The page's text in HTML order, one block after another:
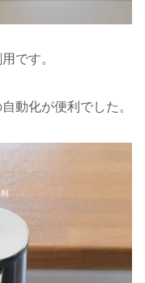
です。
動化が便利でした。